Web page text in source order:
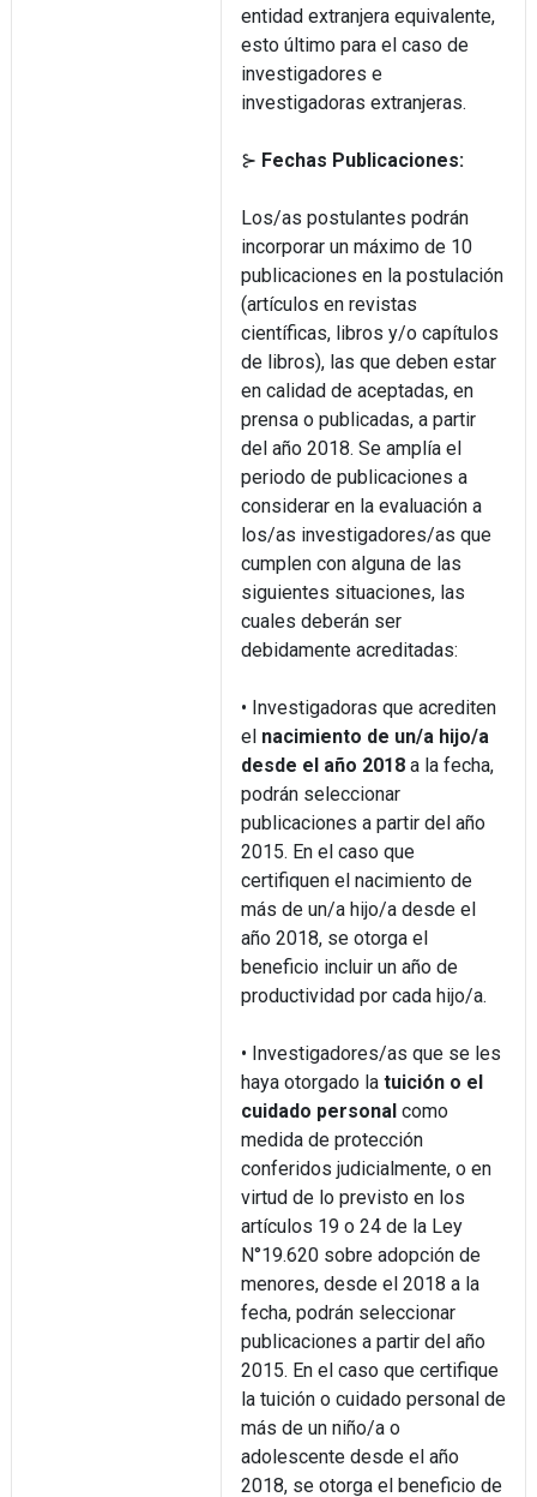
entidad extranjera equivalente,
esto último para el caso de
investigadores e
investigadoras extranjeras.
⊱ Fechas Publicaciones:
Los/as postulantes podrán
incorporar un máximo de 10
publicaciones en la postulación
(artículos en revistas
científicas, libros y/o capítulos
de libros), las que deben estar
en calidad de aceptadas, en
prensa o publicadas, a partir
del año 2018. Se amplía el
periodo de publicaciones a
considerar en la evaluación a
los/as investigadores/as que
cumplen con alguna de las
siguientes situaciones, las
cuales deberán ser
debidamente acreditadas:
• Investigadoras que acrediten
el nacimiento de un/a hijo/a
desde el año 2018a la fecha,
podrán seleccionar
publicaciones a partir del año
2015. En el caso que
certifiquen el nacimiento de
más de un/a hijo/a desde el
año 2018, se otorga el
beneficio incluir un año de
productividad por cada hijo/a.
• Investigadores/as que se les
haya otorgado la tuición o el
cuidado personalcomo
medida de protección
conferidos judicialmente, o en
virtud de lo previsto en los
artículos 19 o 24 de la Ley
N°19.620 sobre adopción de
menores, desde el 2018 a la
fecha, podrán seleccionar
publicaciones a partir del año
2015. En el caso que certifique
la tuición o cuidado personal de
más de un niño/a o
adolescente desde el año
2018, se otorga el beneficio de